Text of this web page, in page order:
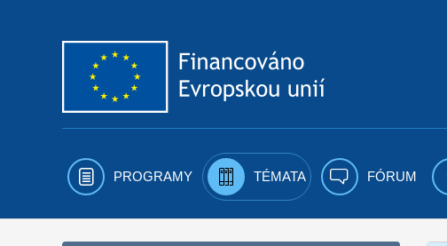
PROGRAMY TÉMATA FÓRUM